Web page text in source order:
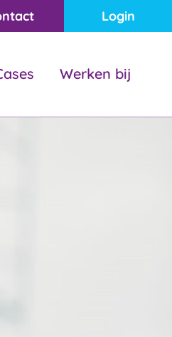
Login
Werken bij